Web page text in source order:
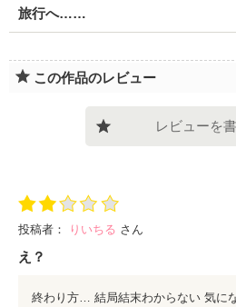
旅行へ……
この作品のレビュー
レビューを書
投稿者： りいちる さん
え？
終わり方… 結局結末わからない 気に